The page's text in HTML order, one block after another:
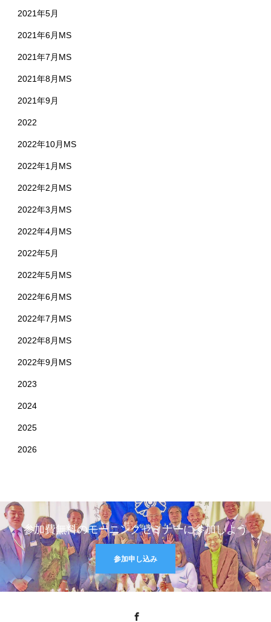
2021年5月
2021年6月MS
2021年7月MS
2021年8月MS
2021年9月
2022
2022年10月MS
2022年1月MS
2022年2月MS
2022年3月MS
2022年4月MS
2022年5月
2022年5月MS
2022年6月MS
2022年7月MS
2022年8月MS
2022年9月MS
2023
2024
2025
2026
参加費無料のモーニングセミナーに参加しよう
参加申し込み